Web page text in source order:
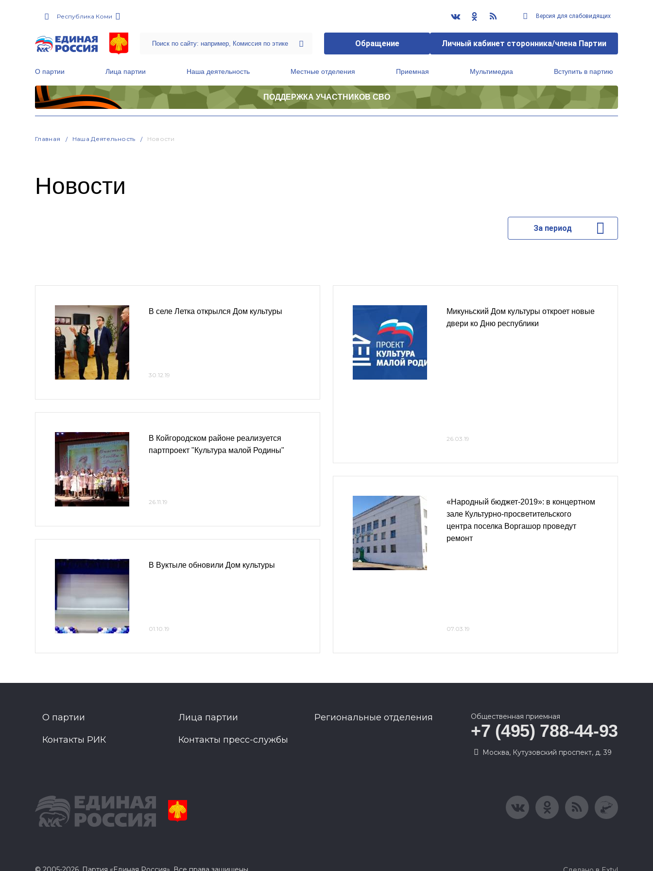
Республика Коми Версия для слабовидящих
Обращение Личный кабинет сторонника/члена Партии
О партии Лица партии Наша деятельность Местные отделения Приемная Мультимедиа Вступить в партию
ПОДДЕРЖКА УЧАСТНИКОВ СВО
Главная Наша Деятельность Новости
Новости
За период
В селе Летка открылся Дом культуры
30.12.19
В Койгородском районе реализуется
партпроект "Культура малой Родины"
26.11.19
В Вуктыле обновили Дом культуры
01.10.19
Микуньский Дом культуры откроет новые
двери ко Дню республики
26.03.19
«Народный бюджет-2019»: в концертном
зале Культурно-просветительского
центра поселка Воргашор проведут
ремонт
07.03.19
О партии Лица партии Региональные отделения
Контакты РИК Контакты пресс-службы
Общественная приемная
+7 (495) 788-44-93
Москва, Кутузовский проспект, д. 39